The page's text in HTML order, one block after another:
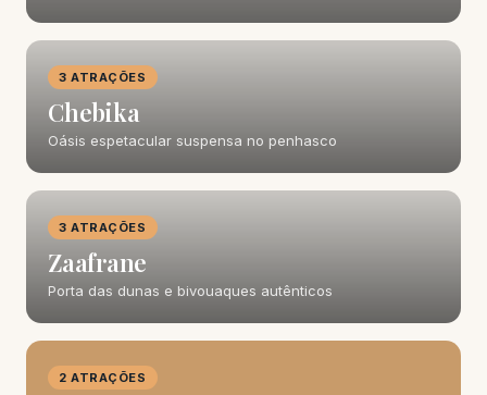
3 ATRAÇÕES
Chebika
Oásis espetacular suspensa no penhasco
3 ATRAÇÕES
Zaafrane
Porta das dunas e bivouaques autênticos
2 ATRAÇÕES